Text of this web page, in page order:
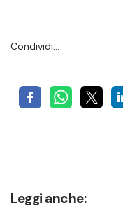
Condividi…
Leggi anche: